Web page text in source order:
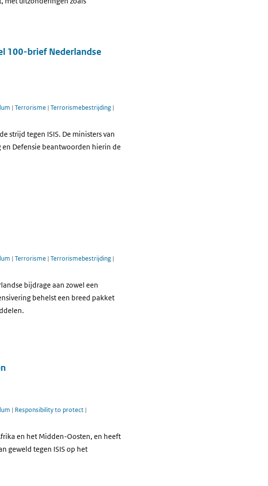
100-brief Nederlandse
| Terrorisme | Terrorismebestrijding |
strijd tegen ISIS. De ministers van
Defensie beantwoorden hierin de
| Terrorisme | Terrorismebestrijding |
bijdrage aan zowel een
behelst een breed pakket
| Responsibility to protect |
en het Midden-Oosten, en heeft
geweld tegen ISIS op het